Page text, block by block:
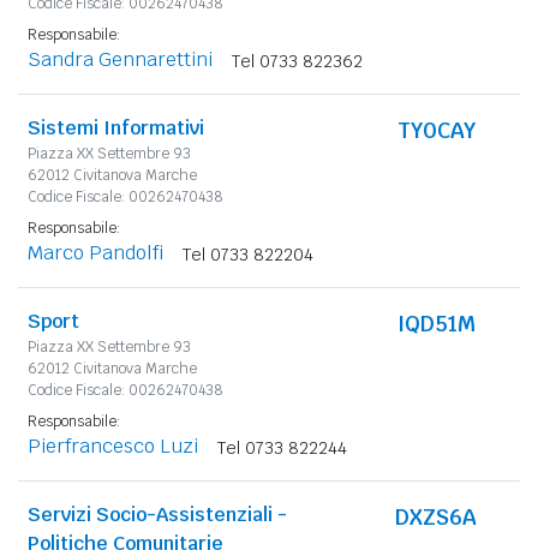
Responsabile:
Sandra Gennarettini Tel 0733 822362
Sistemi Informativi
Piazza XX Settembre 93
62012 Civitanova Marche
Codice Fiscale: 00262470438
TY0CAY
Responsabile:
Marco Pandolfi Tel 0733 822204
Sport
Piazza XX Settembre 93
62012 Civitanova Marche
Codice Fiscale: 00262470438
IQD51M
Responsabile:
Pierfrancesco Luzi Tel 0733 822244
Servizi Socio-Assistenziali -
Politiche Comunitarie
DXZS6A